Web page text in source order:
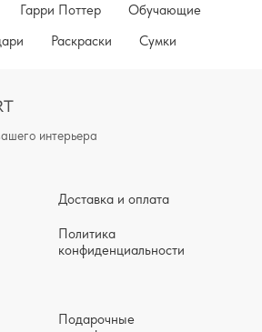
Гарри Поттер
Обучающие
Раскраски Сумки
Доставка и оплата
Политика
конфиденциальности
Подарочные
интерьера